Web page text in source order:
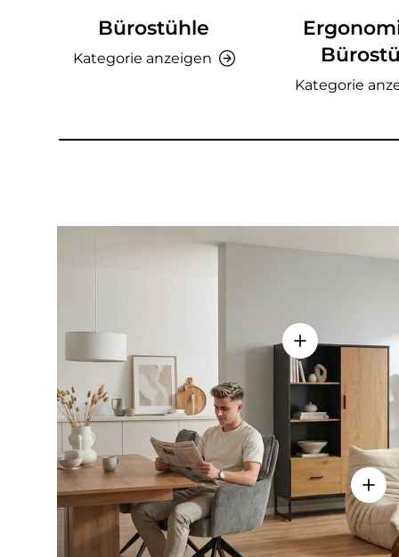
Bürostühle
Kategorie anzeigen
Kategorie
Einzelheiten